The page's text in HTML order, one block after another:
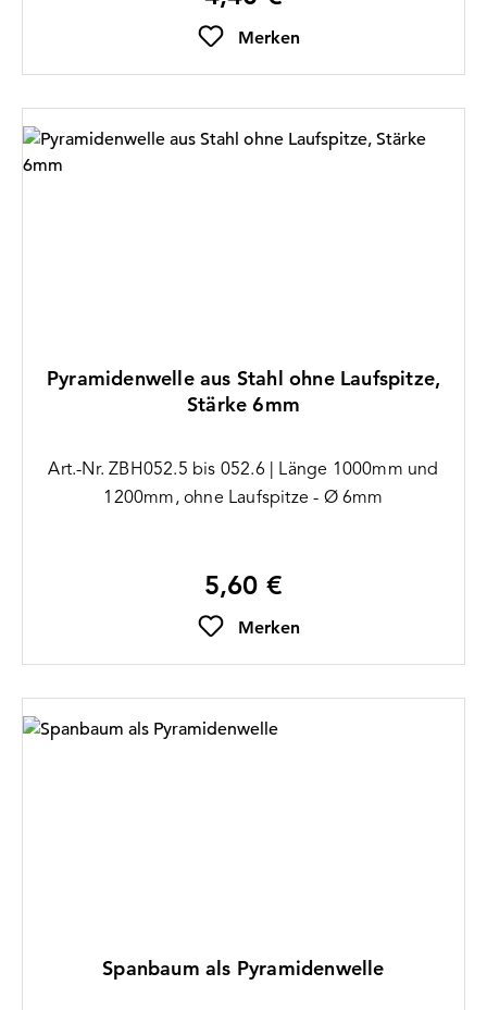
Merken
Pyramidenwelle aus Stahl ohne Laufspitze,
Stärke 6mm
Art.-Nr. ZBH052.5 bis 052.6 | Länge 1000mm und
1200mm, ohne Laufspitze - Ø 6mm
Regulärer Preis:
5,60 €
Merken
Spanbaum als Pyramidenwelle